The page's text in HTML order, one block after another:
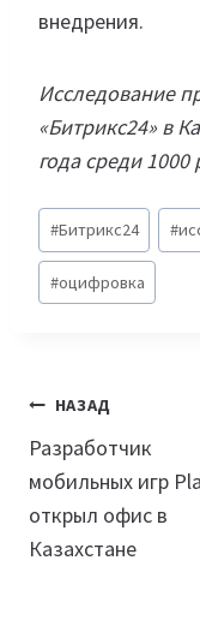
внедрения.
Исследование
«Битрикс24» в
года среди
Метки
записи:
#Битрикс24 #
#оцифровка
Навигация
по
записям
НАЗАД
Разработчик
мобильных игр
открыл офис в
Казахстане